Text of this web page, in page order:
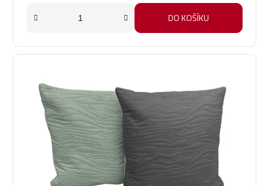
DO KOŠÍKU